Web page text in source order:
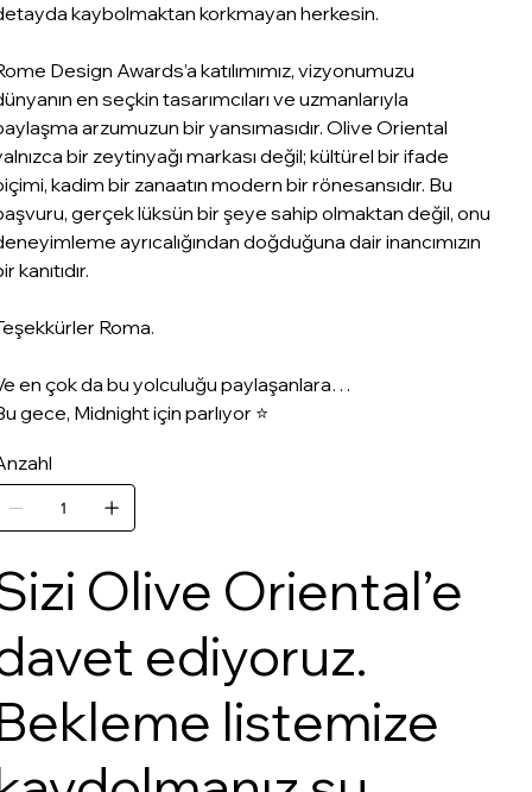
kaybolmaktan korkmayan herkesin.
Design Awards’a katılımımız, vizyonumuzu
en seçkin tasarımcıları ve uzmanlarıyla
arzumuzun bir yansımasıdır. Olive Oriental
bir zeytinyağı markası değil; kültürel bir ifade
kadim bir zanaatın modern bir rönesansıdır. Bu
gerçek lüksün bir şeye sahip olmaktan değil, onu
ayrıcalığından doğduğuna dair inancımızın
kanıtıdır.
Roma.
en çok da bu yolculuğu paylaşanlara…
gece, Midnight için parlıyor ⭐️
Olive Oriental’e
ediyoruz.
listemize